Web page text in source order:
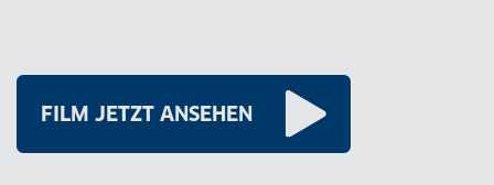
FILM JETZT ANSEHEN